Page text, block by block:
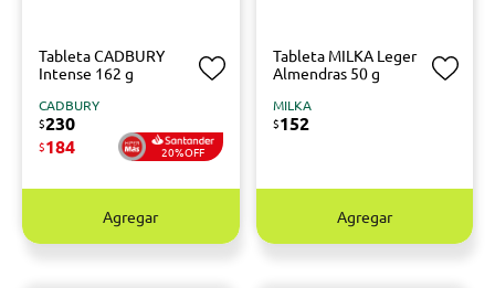
Tableta CADBURY
Intense 162 g
CADBURY
$230
$184 20%OFF
Agregar
Tableta MILKA Leger
Almendras 50 g
MILKA
$152
Agregar